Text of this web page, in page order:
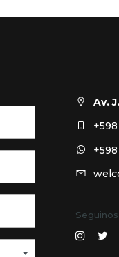
Av.
+598